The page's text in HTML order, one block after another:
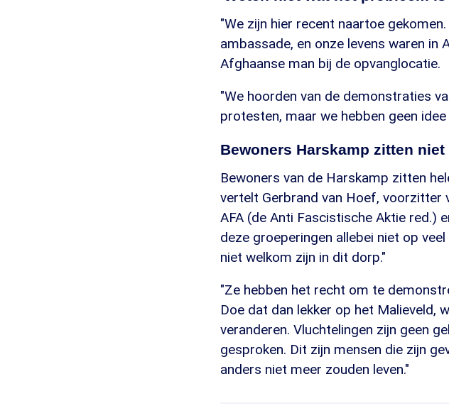
"We zijn hier recent naartoe
ambassade, en onze levens waren in
Afghaanse man bij de opvanglocatie.
"We hoorden van de demonstraties
protesten, maar we hebben geen
Bewoners Harskamp zitten
Bewoners van de Harskamp zitten
vertelt Gerbrand van Hoef, voorzitter
AFA (de Anti Fascistische Aktie red.)
deze groeperingen allebei niet op
niet welkom zijn in dit dorp."
"Ze hebben het recht om te
Doe dat dan lekker op het Malieveld,
veranderen. Vluchtelingen zijn geen
gesproken. Dit zijn mensen die zijn
anders niet meer zouden leven."